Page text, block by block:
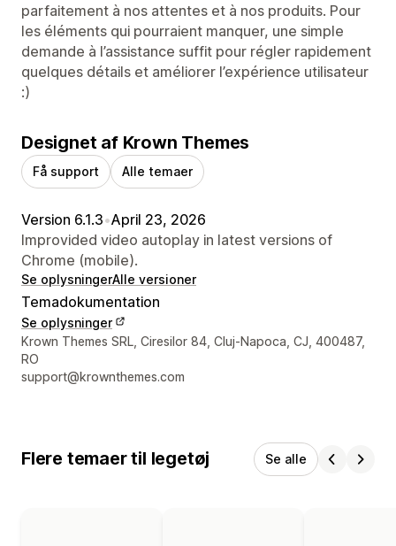
parfaitement à nos attentes et à nos produits. Pour
les éléments qui pourraient manquer, une simple
demande à l’assistance suffit pour régler rapidement
quelques détails et améliorer l’expérience utilisateur
:)
Designet af Krown Themes
Få support Alle temaer
Version 6.1.3•April 23, 2026
Improvided video autoplay in latest versions of
Chrome (mobile).
Se oplysningerAlle versioner
Temadokumentation
Se oplysninger
Se kontaktoplysninger
Krown Themes SRL, Ciresilor 84, Cluj-Napoca, CJ, 400487,
RO
support@krownthemes.com
Flere temaer til legetøj Se alle